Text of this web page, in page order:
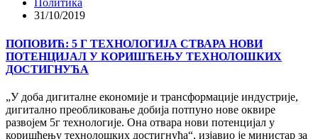
Политика
31/10/2019
ПОПОВИЋ: 5 Г ТЕХНОЛОГИЈА СТВАРА НОВИ
ПОТЕНЦИЈАЛ У КОРИШЋЕЊУ ТЕХНОЛОШКИХ
ДОСТИГНУЋА
„У доба дигиталне економије и трансформације индустрије,
дигитално преобликовање добија потпуно нове оквире
развојем 5г технологије. Она отвара нови потенцијал у
коришћењу технолошких достигнућа“, изјавио је министар за